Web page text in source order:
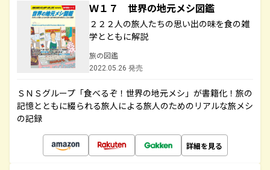
Ｗ１７ 世界の地元メシ図鑑
２２２人の旅人たちの思い出の味を食の雑
学とともに解説
旅の図鑑
2022.05.26 発売
ＳＮＳグループ「食べるぞ！世界の地元メシ」が書籍化！旅の
記憶とともに綴られる旅人による旅人のためのリアルな旅メシ
の記録
詳細を見る